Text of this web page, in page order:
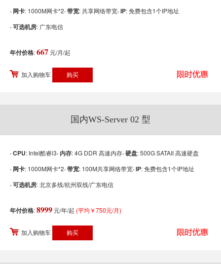
· 网卡: 1000M网卡*2· 带宽: 共享网络带宽· IP: 免费包含1个IP地址
· 可选机房: 广东电信
年付价格:667元/月/起
加入购物车
国内WS-Server 02 型
· CPU: Intel酷睿i3· 内存: 4G DDR 高速内存· 硬盘: 500G SATAII 高速硬盘
· 网卡: 1000M网卡*2· 带宽: 100M共享网络带宽· IP: 免费包含1个IP地址
· 可选机房: 北京多线/杭州双线/广东电信
年付价格:8999元/年/起 (平均￥750元/月)
加入购物车